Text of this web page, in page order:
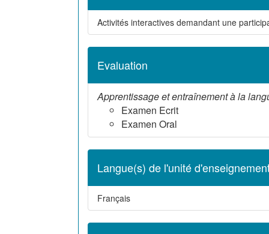
Activités interactives demandant une
Evaluation
Apprentissage et entraînement à la
Examen Ecrit
Examen Oral
Langue(s) de l'unité
Français